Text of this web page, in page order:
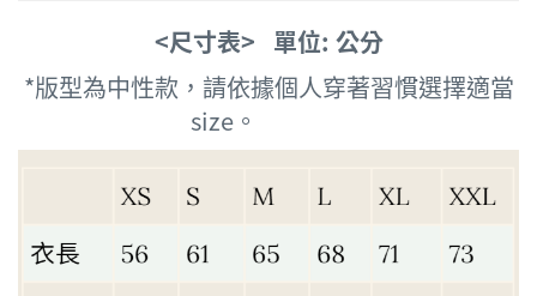
<尺寸表> 單位: 公分
*版型為中性款，請依據個人穿著習慣選擇適當
size。